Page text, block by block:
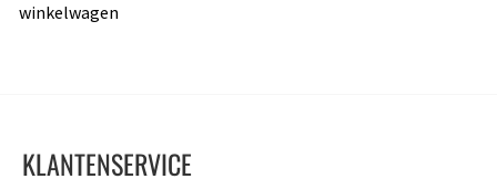
winkelwagen
KLANTENSERVICE